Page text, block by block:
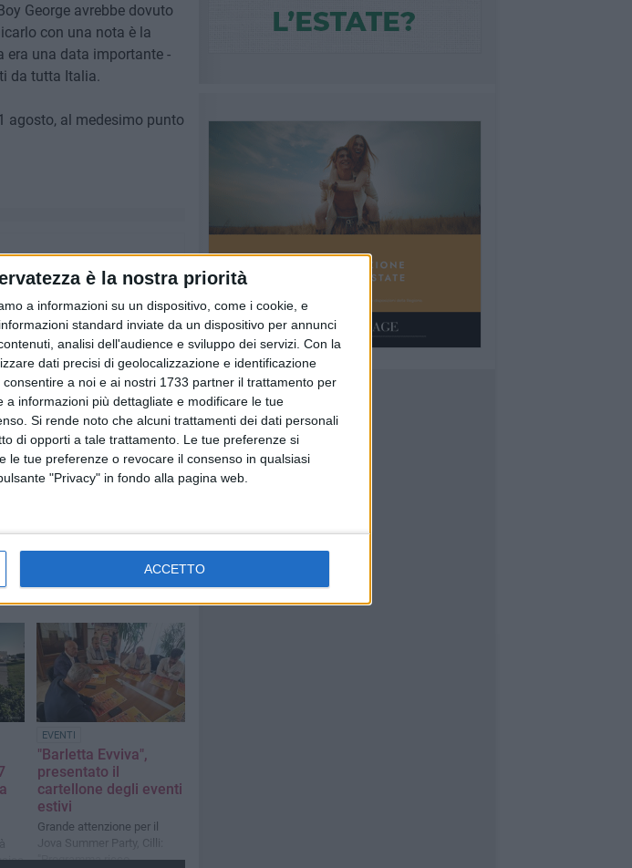
è la nostra priorità
a informazioni su un dispositivo, come i cookie, e
standard inviate da un dispositivo per annunci
analisi dell'audience e sviluppo dei servizi. Con la
dati precisi di geolocalizzazione e identificazione
a noi e ai nostri 1733 partner il trattamento per
informazioni più dettagliate e modificare le tue
Si rende noto che alcuni trattamenti dei dati personali
di opporti a tale trattamento. Le tue preferenze si
le tue preferenze o revocare il consenso in qualsiasi
"Privacy" in fondo alla pagina web.
ACCETTO
George avrebbe dovuto
con una nota è la
era una data importante -
da tutta Italia.
agosto, al medesimo punto
EVENTI
tappa di Barletta
24 luglio a domenica 26
luglio
EVENTI
"Barletta Evviva",
presentato il
cartellone degli eventi
estivi
Grande attenzione per il
Jova Summer Party, Cilli:
"Programma ricco,